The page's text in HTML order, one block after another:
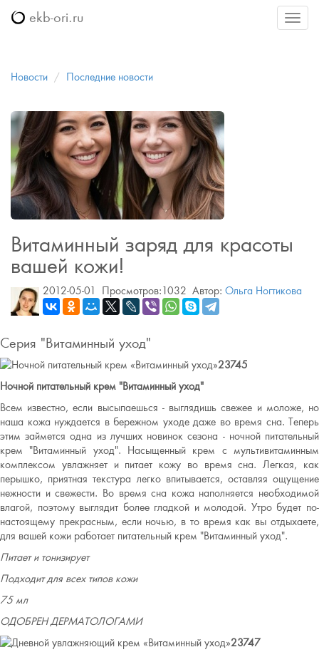
Меню
ekb-ori.ru
Новости Последние новости
Витаминный заряд для красоты
вашей кожи!
2012-05-01 Просмотров:1032 Автор: Ольга Ногтикова
Серия "Витаминный уход"
23745
Ночной питательный крем "Витаминный уход"
Всем известно, если высыпаешься - выглядишь свежее и моложе, но
наша кожа нуждается в бережном уходе даже во время сна. Теперь
этим займется одна из лучших новинок сезона - ночной питательный
крем "Витаминный уход". Насыщенный крем с мультивитаминным
комплексом увлажняет и питает кожу во время сна. Легкая, как
перышко, приятная текстура легко впитывается, оставляя ощущение
нежности и свежести. Во время сна кожа наполняется необходимой
влагой, поэтому выглядит более гладкой и молодой. Утро будет по-
настоящему прекрасным, если ночью, в то время как вы отдыхаете,
для вашей кожи работает питательный крем "Витаминный уход".
Питает и тонизирует
Подходит для всех типов кожи
75 мл
ОДОБРЕН ДЕРМАТОЛОГАМИ
23747